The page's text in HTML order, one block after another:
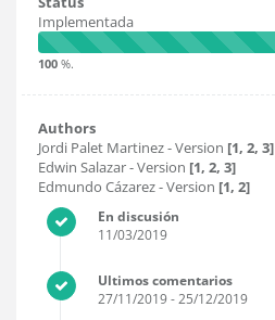
Implementada
100 %.
Authors
Jordi Palet Martinez- Version [1, 2, 3]
Edwin Salazar- Version [1, 2, 3]
Edmundo Cázarez- Version [1, 2]
En discusión
11/03/2019
Ultimos comentarios
27/11/2019- 25/12/2019